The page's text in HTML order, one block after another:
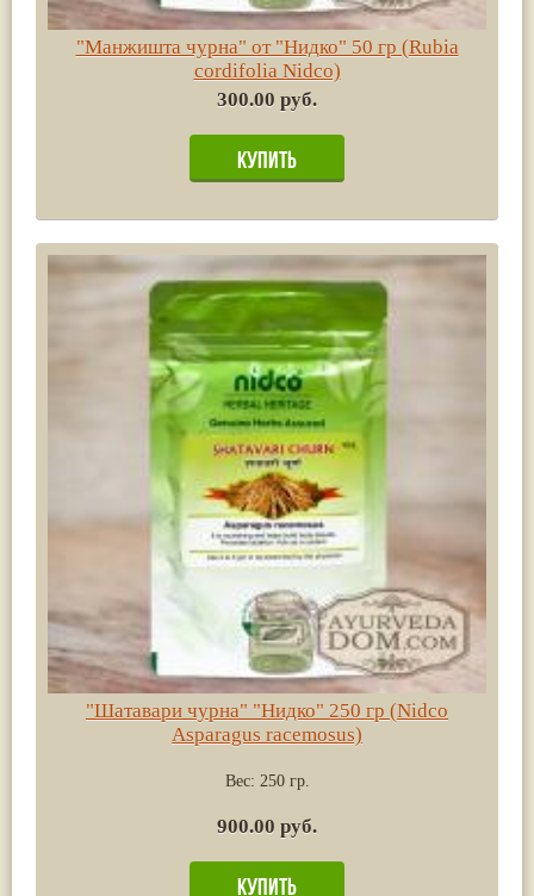
"Манжишта чурна" от "Нидко" 50 гр (Rubia
cordifolia Nidco)
300.00 руб.
"Шатавари чурна" "Нидко" 250 гр (Nidco
Asparagus racemosus)
Вес: 250 гр.
900.00 руб.